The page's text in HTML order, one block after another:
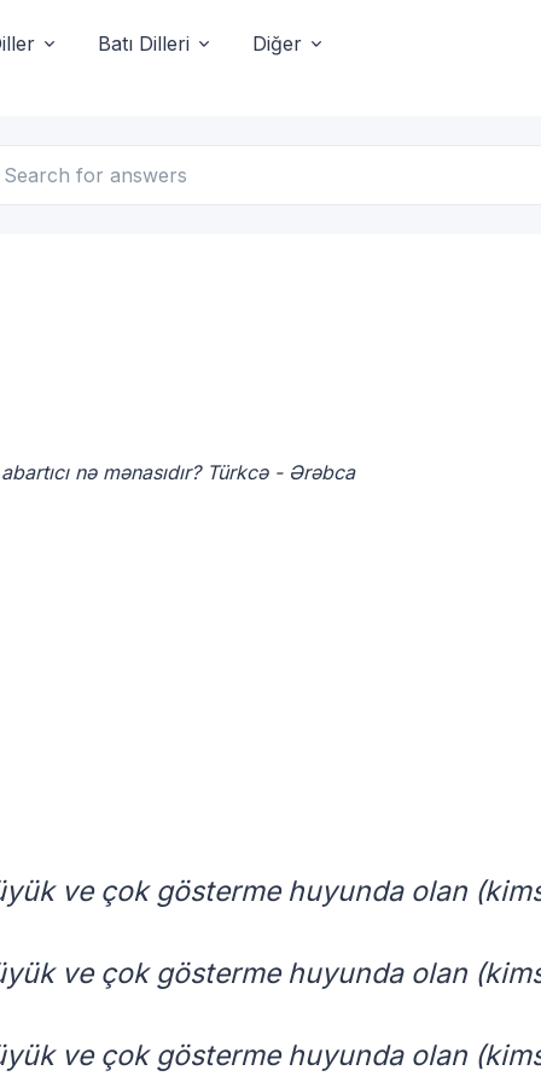
Batı Dilleri Diğer
nə mənasıdır? Türkcə - Ərəbca
ve çok gösterme huyunda olan
ve çok gösterme huyunda olan
ve çok gösterme huyunda olan